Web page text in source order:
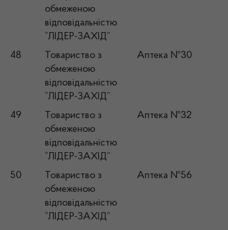
обмеженою
відповідальністю
“ЛІДЕР-ЗАХІД”
48
Товариство з
обмеженою
відповідальністю
“ЛІДЕР-ЗАХІД”
Аптека №30
49
Товариство з
обмеженою
відповідальністю
“ЛІДЕР-ЗАХІД”
Аптека №32
50
Товариство з
обмеженою
відповідальністю
“ЛІДЕР-ЗАХІД”
Аптека №56